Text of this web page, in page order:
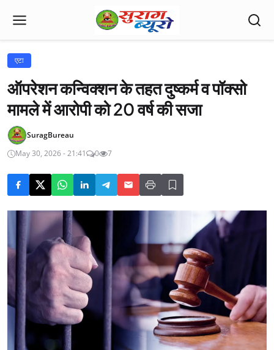
एटा
ऑपरेशन कन्विक्शन के तहत दुष्कर्म व पॉक्सो
मामले में आरोपी को 20 वर्ष की सजा
SuragBureau
May 30, 2026 - 21:41
0 7